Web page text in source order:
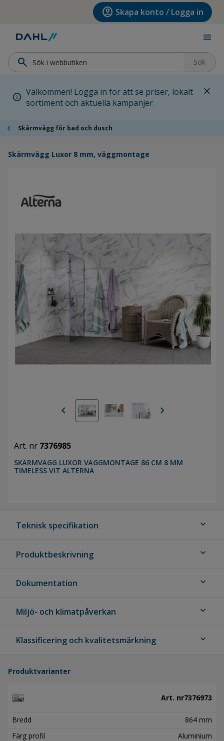
Hoppa till huvudinnehållet account_circle Skapa konto / Logga in
menu
search Sök
info Välkommen! Logga in för att se priser, lokalt
sortiment och aktuella kampanjer.
close
chevron_left Skärmvägg för bad och dusch
Skärmvägg Luxor 8 mm, väggmontage
chevron_left chevron_right
Art. nr 7376985
SKÄRMVÄGG LUXOR VÄGGMONTAGE 86 CM 8 MM
TIMELESS VIT ALTERNA
Teknisk specifikation expand_more
Produktbeskrivning expand_more
Dokumentation expand_more
Miljö- och klimatpåverkan expand_more
Klassificering och kvalitetsmärkning expand_more
Produktvarianter
Art. nr7376973
Bredd
864 mm
Färg profil
Aluminium